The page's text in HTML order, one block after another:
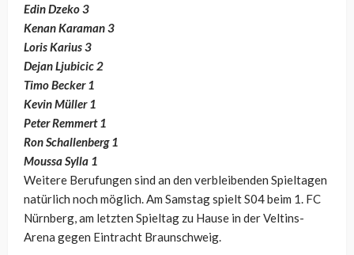
Edin Dzeko 3
Kenan Karaman 3
Loris Karius 3
Dejan Ljubicic 2
Timo Becker 1
Kevin Müller 1
Peter Remmert 1
Ron Schallenberg 1
Moussa Sylla 1
Weitere Berufungen sind an den verbleibenden Spieltagen
natürlich noch möglich. Am Samstag spielt S04 beim 1. FC
Nürnberg, am letzten Spieltag zu Hause in der Veltins-
Arena gegen Eintracht Braunschweig.